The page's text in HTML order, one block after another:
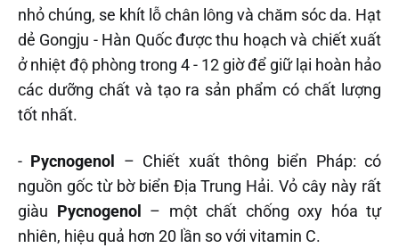
nhỏ chúng, se khít lỗ chân lông và chăm sóc da. Hạt
dẻ Gongju - Hàn Quốc được thu hoạch và chiết xuất
ở nhiệt độ phòng trong 4 - 12 giờ để giữ lại hoàn hảo
các dưỡng chất và tạo ra sản phẩm có chất lượng
tốt nhất.
- Pycnogenol – Chiết xuất thông biển Pháp: có
nguồn gốc từ bờ biển Địa Trung Hải. Vỏ cây này rất
giàu Pycnogenol – một chất chống oxy hóa tự
nhiên, hiệu quả hơn 20 lần so với vitamin C.